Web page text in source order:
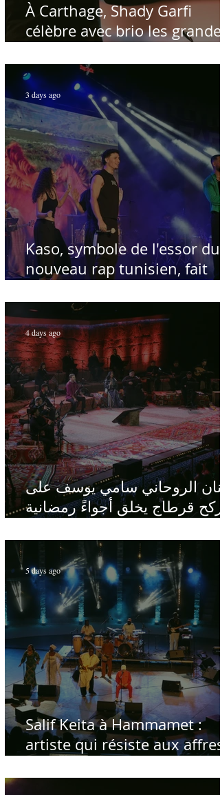
À Carthage, Shady Garfi
célèbre avec brio les grandes
Par Sofien Manaï
Kaso, symbole de l'essor du
nouveau rap tunisien, fait
international de Sfax - Par
Sofien Manaï
3 days ago
الروحاني سامي يوسف على
ركح قرطاج يخلق أجواءً رمضانية
4 days ago
Salif Keita à Hammamet :
artiste qui résiste aux affres
5 days ago